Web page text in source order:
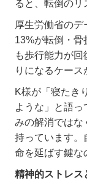
ると、転倒のリ
厚生労働省の
13%が転倒・骨
も歩行能力が
りになるケース
K様が「寝たき
ような」と語
みの解消ではな
持っています。
命を延ばす鍵な
精神的ストレス